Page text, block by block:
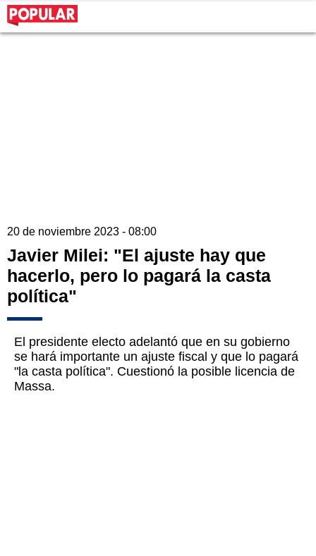
20 de noviembre 2023 - 08:00
Javier Milei: "El ajuste hay que
hacerlo, pero lo pagará la casta
política"
El presidente electo adelantó que en su gobierno
se hará importante un ajuste fiscal y que lo pagará
"la casta política". Cuestionó la posible licencia de
Massa.